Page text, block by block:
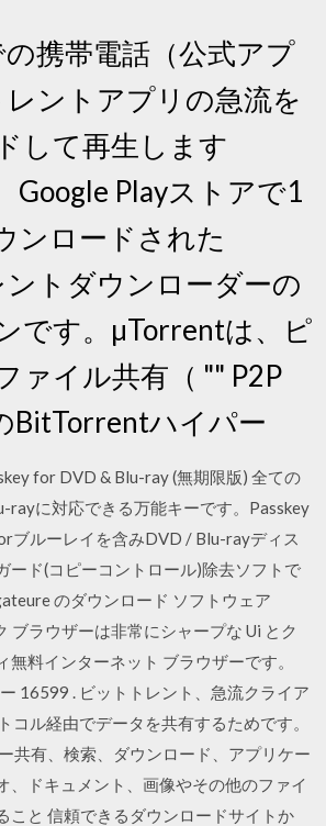
携帯電話（公式アプ
レントアプリの急流を
して再生します
Google Playストアで1
ンロードされた
トダウンローダーの
です。µTorrentは、ピ
ァイル共有（ "" P2P
BitTorrentハイパー
for DVD & Blu-ray (無期限版) 全ての
rayに対応できる万能キーです。Passkey
ブルーレイを含みDVD / Blu-rayディス
ード(コピーコントロール)除去ソフトで
のダウンロード ソフトウェア
ブラウザーは非常にシャープな Ui とク
無料インターネット ブラウザーです。
16599 . ビットトレント、急流クライア
コル経由でデータを共有するためです。
共有、検索、ダウンロード、アプリケー
、ドキュメント、画像やその他のファイ
こと 信頼できるダウンロードサイトか